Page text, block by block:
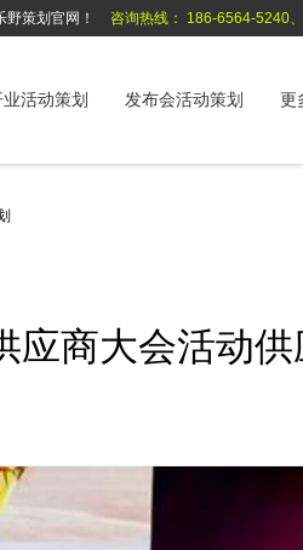
策划官网！ 咨询热线： 186-6564-5240
活动策划 发布会活动策划 更
应商大会活动